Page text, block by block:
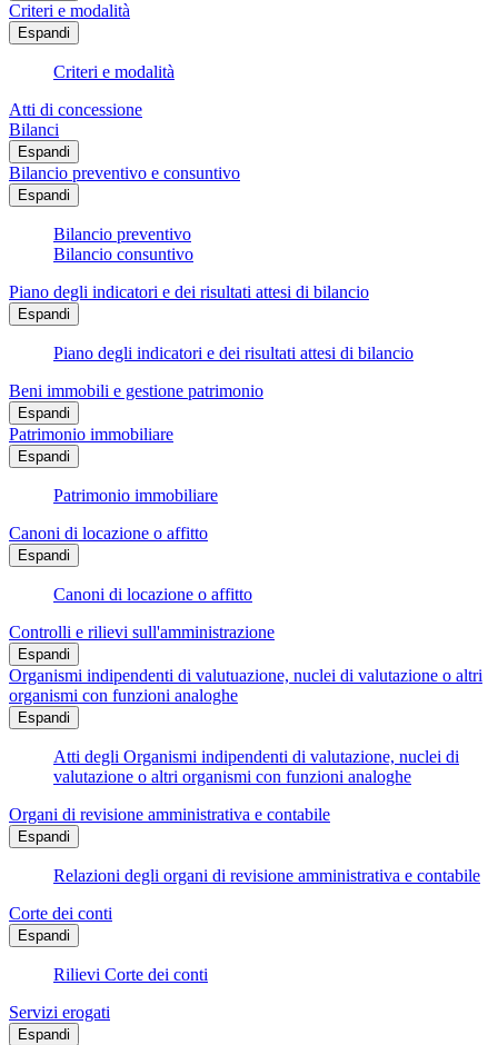
Criteri e modalità
Espandi
Criteri e modalità
Atti di concessione
Bilanci
Espandi
Bilancio preventivo e consuntivo
Espandi
Bilancio preventivo
Bilancio consuntivo
Piano degli indicatori e dei risultati attesi di bilancio
Espandi
Piano degli indicatori e dei risultati attesi di bilancio
Beni immobili e gestione patrimonio
Espandi
Patrimonio immobiliare
Espandi
Patrimonio immobiliare
Canoni di locazione o affitto
Espandi
Canoni di locazione o affitto
Controlli e rilievi sull'amministrazione
Espandi
Organismi indipendenti di valutuazione, nuclei di valutazione o altri
organismi con funzioni analoghe
Espandi
Atti degli Organismi indipendenti di valutazione, nuclei di
valutazione o altri organismi con funzioni analoghe
Organi di revisione amministrativa e contabile
Espandi
Relazioni degli organi di revisione amministrativa e contabile
Corte dei conti
Espandi
Rilievi Corte dei conti
Servizi erogati
Espandi